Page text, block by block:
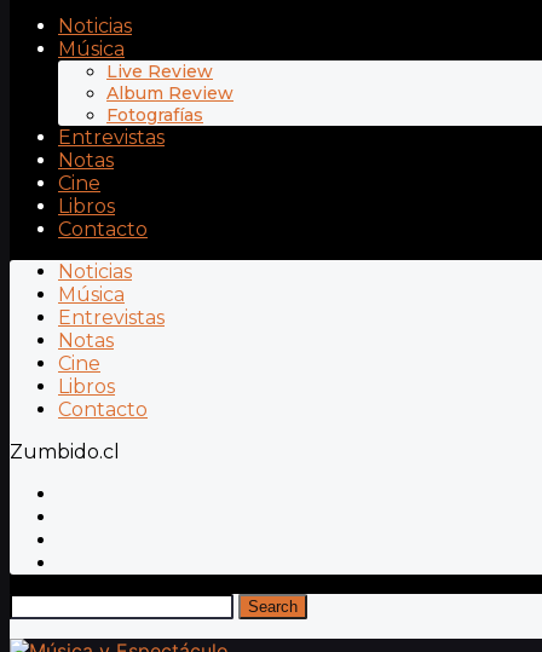
Noticias
Música
Live Review
Album Review
Fotografías
Entrevistas
Notas
Cine
Libros
Contacto
Noticias
Música
Entrevistas
Notas
Cine
Libros
Contacto
Zumbido.cl
Search